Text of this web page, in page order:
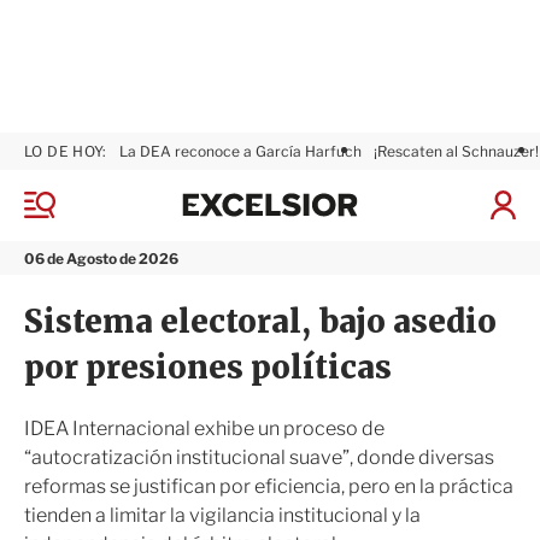
M
n
06 de Agosto de 2026
LO DE HOY: La DEA reconoce a García Harfuch ¡Rescaten al Schnauzer!
I
n
x
s
r
Sistema electoral, bajo asedio
por presiones políticas
IDEA Internacional exhibe un proceso de
“autocratización institucional suave”, donde diversas
reformas se justifican por eficiencia, pero en la práctica
tienden a limitar la vigilancia institucional y la